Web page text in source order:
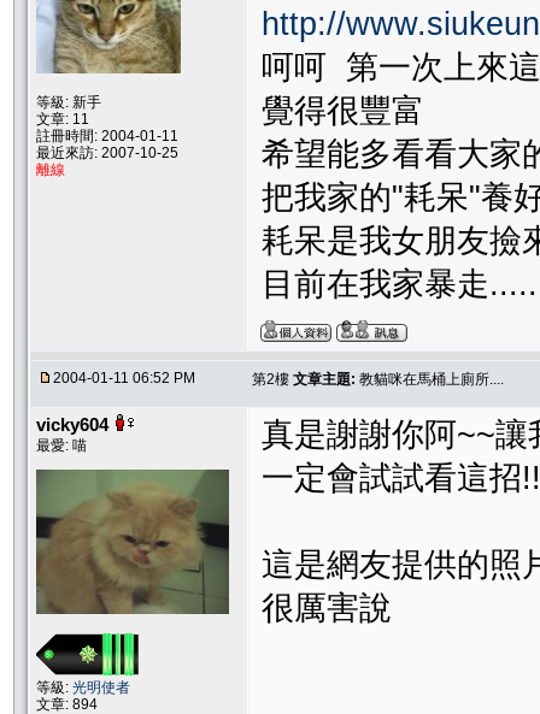
等級: 新手
文章: 11
註冊時間: 2004-01-11
最近來訪: 2007-10-25
離線
http://
呵呵 第一次上來
覺得很豐富
希望能多看看大家
把我家的"耗呆"養
耗呆是我女朋友撿
目前在我家暴走
2004-01-11 06:52 PM 第2樓 文章主題: 教貓咪在馬桶上廁所....
vicky604
最愛: 喵
等級: 光明使者
文章: 894
真是謝謝你阿~~讓
一定會試試看這招!!
這是網友提供的照
很厲害說